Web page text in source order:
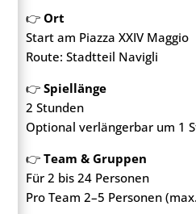
👉 Ort
Start am Piazza XXIV Maggio
Route: Stadtteil Navigli
👉 Spiellänge
2 Stunden
Optional verlängerbar um 1
👉 Team & Gruppen
Für 2 bis 24 Personen
Pro Team 2–5 Personen